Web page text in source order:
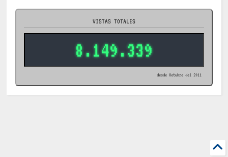
VISTAS TOTALES
8.149.339
desde Octubre del 2011